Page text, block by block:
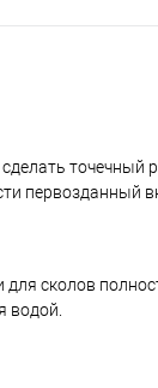
точечный
первозданный
сколов
водой.